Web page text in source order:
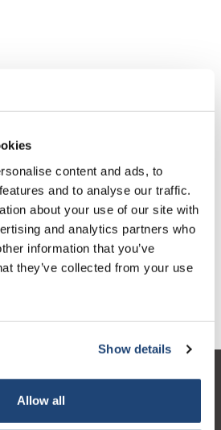
content and ads, to
and to analyse our traffic.
about your use of our site with
and analytics partners who
information that you’ve
they’ve collected from your use
Show details
Allow all
NS